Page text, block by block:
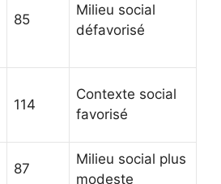
85
Milieu social
défavorisé
114
Contexte social
favorisé
87
Milieu social plus
modeste